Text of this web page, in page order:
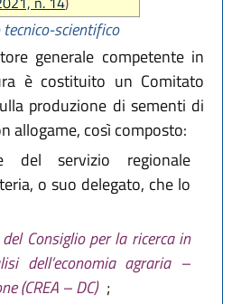
scientifico
generale competente in
è costituito un Comitato
produzione di sementi di
allogame, così composto:
del servizio regionale
o suo delegato, che lo
Consiglio per la ricerca in
dell’economia agraria –
(CREA – DC) ;